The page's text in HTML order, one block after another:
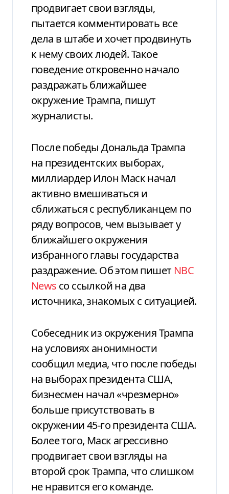
продвигает свои взгляды,
пытается комментировать все
дела в штабе и хочет продвинуть
к нему своих людей. Такое
поведение откровенно начало
раздражать ближайшее
окружение Трампа, пишут
журналисты.
После победы Дональда Трампа
на президентских выборах,
миллиардер Илон Маск начал
активно вмешиваться и
сближаться с республиканцем по
ряду вопросов, чем вызывает у
ближайшего окружения
избранного главы государства
раздражение. Об этом пишет NBC
News со ссылкой на два
источника, знакомых с ситуацией.
Собеседник из окружения Трампа
на условиях анонимности
сообщил медиа, что после победы
на выборах президента США,
бизнесмен начал «чрезмерно»
больше присутствовать в
окружении 45-го президента США.
Более того, Маск агрессивно
продвигает свои взгляды на
второй срок Трампа, что слишком
не нравится его команде.